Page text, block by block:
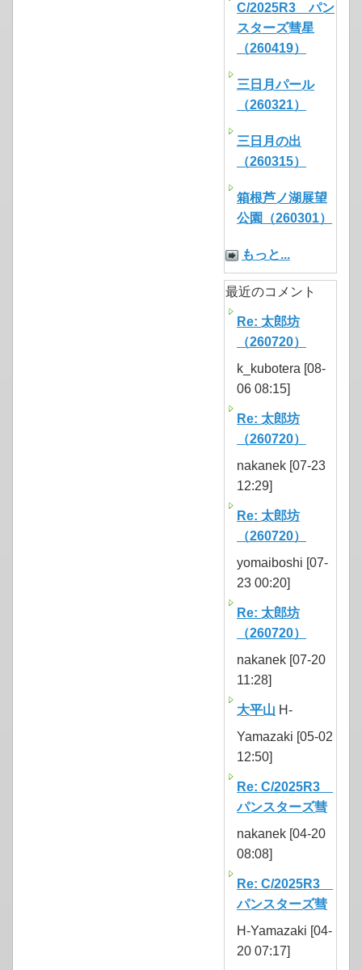
C/2025R3 パン
スターズ彗星
（260419）
三日月パール
（260321）
三日月の出
（260315）
箱根芦ノ湖展望
公園（260301）
もっと...
最近のコメント
Re: 太郎坊
（260720）
k_kubotera [08-
06 08:15]
Re: 太郎坊
（260720）
nakanek [07-23
12:29]
Re: 太郎坊
（260720）
yomaiboshi [07-
23 00:20]
Re: 太郎坊
（260720）
nakanek [07-20
11:28]
大平山 H-
Yamazaki [05-02
12:50]
Re: C/2025R3
パンスターズ彗
nakanek [04-20
08:08]
Re: C/2025R3
パンスターズ彗
H-Yamazaki [04-
20 07:17]